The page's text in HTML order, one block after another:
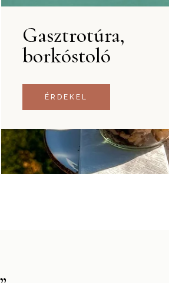
Gasztrotúra,
borkóstoló
ÉRDEKEL